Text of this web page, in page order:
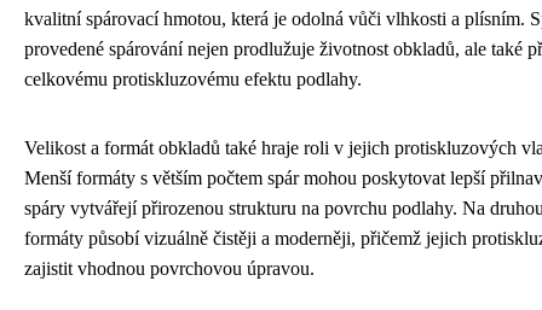
kvalitní spárovací hmotou, která je odolná vůči vlhkosti a plísním.
provedené spárování nejen prodlužuje životnost obkladů, ale také
celkovému protiskluzovému efektu podlahy.
Velikost a formát obkladů také hraje roli v jejich protiskluzových
Menší formáty s větším počtem spár mohou poskytovat lepší
spáry vytvářejí přirozenou strukturu na povrchu podlahy. Na
formáty působí vizuálně čistěji a moderněji, přičemž jejich
zajistit vhodnou povrchovou úpravou.